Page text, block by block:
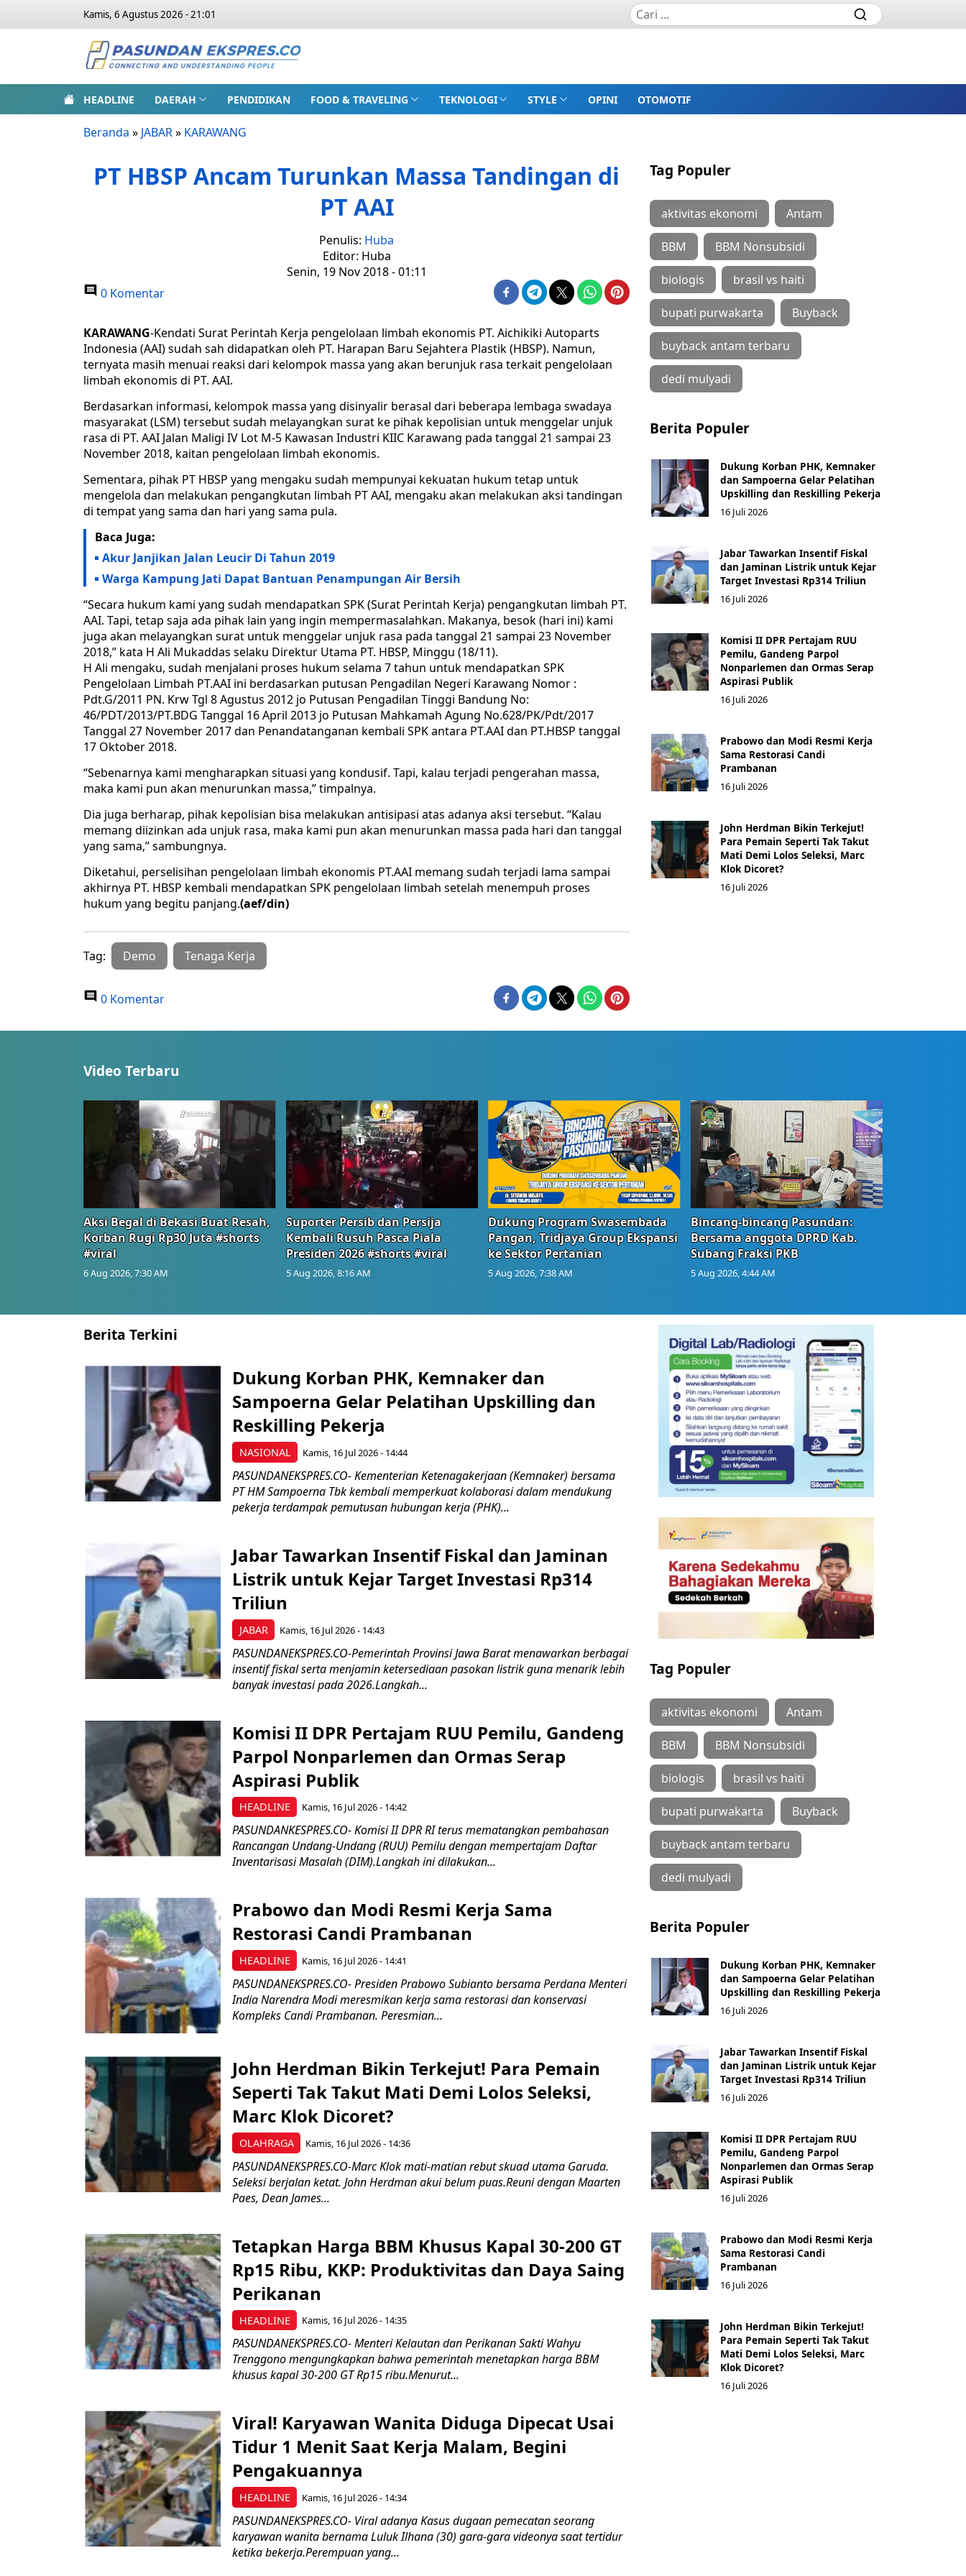
Kamis, 6 Agustus 2026 - 21:01
HEADLINE DAERAH PENDIDIKAN FOOD & TRAVELING TEKNOLOGI STYLE OPINI OTOMOTIF
Beranda » JABAR» KARAWANG
PT HBSP Ancam Turunkan Massa Tandingan di
PT AAI
Penulis: Huba
Editor: Huba
Senin, 19 Nov 2018 - 01:11
0 Komentar
KARAWANG-Kendati Surat Perintah Kerja pengelolaan limbah ekonomis PT. Aichikiki Autoparts
Indonesia (AAI) sudah sah didapatkan oleh PT. Harapan Baru Sejahtera Plastik (HBSP). Namun,
ternyata masih menuai reaksi dari kelompok massa yang akan berunjuk rasa terkait pengelolaan
limbah ekonomis di PT. AAI.
Berdasarkan informasi, kelompok massa yang disinyalir berasal dari beberapa lembaga swadaya
masyarakat (LSM) tersebut sudah melayangkan surat ke pihak kepolisian untuk menggelar unjuk
rasa di PT. AAI Jalan Maligi IV Lot M-5 Kawasan Industri KIIC Karawang pada tanggal 21 sampai 23
November 2018, kaitan pengelolaan limbah ekonomis.
Sementara, pihak PT HBSP yang mengaku sudah mempunyai kekuatan hukum tetap untuk
mengelola dan melakukan pengangkutan limbah PT AAI, mengaku akan melakukan aksi tandingan
di tempat yang sama dan hari yang sama pula.
Baca Juga:
Akur Janjikan Jalan Leucir Di Tahun 2019
Warga Kampung Jati Dapat Bantuan Penampungan Air Bersih
“Secara hukum kami yang sudah mendapatkan SPK (Surat Perintah Kerja) pengangkutan limbah PT.
AAI. Tapi, tetap saja ada pihak lain yang ingin mempermasalahkan. Makanya, besok (hari ini) kami
juga akan melayangkan surat untuk menggelar unjuk rasa pada tanggal 21 sampai 23 November
2018,” kata H Ali Mukaddas selaku Direktur Utama PT. HBSP, Minggu (18/11).
H Ali mengaku, sudah menjalani proses hukum selama 7 tahun untuk mendapatkan SPK
Pengelolaan Limbah PT.AAI ini berdasarkan putusan Pengadilan Negeri Karawang Nomor :
Pdt.G/2011 PN. Krw Tgl 8 Agustus 2012 jo Putusan Pengadilan Tinggi Bandung No:
46/PDT/2013/PT.BDG Tanggal 16 April 2013 jo Putusan Mahkamah Agung No.628/PK/Pdt/2017
Tanggal 27 November 2017 dan Penandatanganan kembali SPK antara PT.AAI dan PT.HBSP tanggal
17 Oktober 2018.
“Sebenarnya kami mengharapkan situasi yang kondusif. Tapi, kalau terjadi pengerahan massa,
maka kami pun akan menurunkan massa,” timpalnya.
Dia juga berharap, pihak kepolisian bisa melakukan antisipasi atas adanya aksi tersebut. “Kalau
memang diizinkan ada unjuk rasa, maka kami pun akan menurunkan massa pada hari dan tanggal
yang sama,” sambungnya.
Diketahui, perselisihan pengelolaan limbah ekonomis PT.AAI memang sudah terjadi lama sampai
akhirnya PT. HBSP kembali mendapatkan SPK pengelolaan limbah setelah menempuh proses
hukum yang begitu panjang.(aef/din)
Tag: Demo Tenaga Kerja
0 Komentar
Tag Populer
aktivitas ekonomi Antam
BBM BBM Nonsubsidi
biologis brasil vs haiti
bupati purwakarta Buyback
buyback antam terbaru
dedi mulyadi
Berita Populer
Dukung Korban PHK, Kemnaker
dan Sampoerna Gelar Pelatihan
Upskilling dan Reskilling Pekerja
16 Juli 2026
Jabar Tawarkan Insentif Fiskal
dan Jaminan Listrik untuk Kejar
Target Investasi Rp314 Triliun
16 Juli 2026
Komisi II DPR Pertajam RUU
Pemilu, Gandeng Parpol
Nonparlemen dan Ormas Serap
Aspirasi Publik
16 Juli 2026
Prabowo dan Modi Resmi Kerja
Sama Restorasi Candi
Prambanan
16 Juli 2026
John Herdman Bikin Terkejut!
Para Pemain Seperti Tak Takut
Mati Demi Lolos Seleksi, Marc
Klok Dicoret?
16 Juli 2026
Video Terbaru
Aksi Begal di Bekasi Buat Resah,
Korban Rugi Rp30 Juta #shorts
#viral
6 Aug 2026, 7:30 AM
Suporter Persib dan Persija
Kembali Rusuh Pasca Piala
Presiden 2026 #shorts #viral
5 Aug 2026, 8:16 AM
Dukung Program Swasembada
Pangan, Tridjaya Group Ekspansi
ke Sektor Pertanian
5 Aug 2026, 7:38 AM
Bincang-bincang Pasundan:
Bersama anggota DPRD Kab.
Subang Fraksi PKB
5 Aug 2026, 4:44 AM
Berita Terkini
NASIONAL
Dukung Korban PHK, Kemnaker dan
Sampoerna Gelar Pelatihan Upskilling dan
Reskilling Pekerja
Kamis, 16 Jul 2026 - 14:44
PASUNDANEKSPRES.CO- Kementerian Ketenagakerjaan (Kemnaker) bersama
PT HM Sampoerna Tbk kembali memperkuat kolaborasi dalam mendukung
pekerja terdampak pemutusan hubungan kerja (PHK)...
JABAR
Jabar Tawarkan Insentif Fiskal dan Jaminan
Listrik untuk Kejar Target Investasi Rp314
Triliun
Kamis, 16 Jul 2026 - 14:43
PASUNDANEKSPRES.CO-Pemerintah Provinsi Jawa Barat menawarkan berbagai
insentif fiskal serta menjamin ketersediaan pasokan listrik guna menarik lebih
banyak investasi pada 2026.Langkah...
HEADLINE
Komisi II DPR Pertajam RUU Pemilu, Gandeng
Parpol Nonparlemen dan Ormas Serap
Aspirasi Publik
Kamis, 16 Jul 2026 - 14:42
PASUNDANKESPRES.CO- Komisi II DPR RI terus mematangkan pembahasan
Rancangan Undang-Undang (RUU) Pemilu dengan mempertajam Daftar
Inventarisasi Masalah (DIM).Langkah ini dilakukan...
HEADLINE
Prabowo dan Modi Resmi Kerja Sama
Restorasi Candi Prambanan
Kamis, 16 Jul 2026 - 14:41
PASUNDANEKSPRES.CO- Presiden Prabowo Subianto bersama Perdana Menteri
India Narendra Modi meresmikan kerja sama restorasi dan konservasi
Kompleks Candi Prambanan. Peresmian...
OLAHRAGA
John Herdman Bikin Terkejut! Para Pemain
Seperti Tak Takut Mati Demi Lolos Seleksi,
Marc Klok Dicoret?
Kamis, 16 Jul 2026 - 14:36
PASUNDANEKSPRES.CO-Marc Klok mati-matian rebut skuad utama Garuda.
Seleksi berjalan ketat. John Herdman akui belum puas.Reuni dengan Maarten
Paes, Dean James...
HEADLINE
Tetapkan Harga BBM Khusus Kapal 30-200 GT
Rp15 Ribu, KKP: Produktivitas dan Daya Saing
Perikanan
Kamis, 16 Jul 2026 - 14:35
PASUNDANEKSPRES.CO- Menteri Kelautan dan Perikanan Sakti Wahyu
Trenggono mengungkapkan bahwa pemerintah menetapkan harga BBM
khusus kapal 30-200 GT Rp15 ribu.Menurut...
HEADLINE
Viral! Karyawan Wanita Diduga Dipecat Usai
Tidur 1 Menit Saat Kerja Malam, Begini
Pengakuannya
Kamis, 16 Jul 2026 - 14:34
PASUNDANEKSPRES.CO- Viral adanya Kasus dugaan pemecatan seorang
karyawan wanita bernama Luluk Ilhana (30) gara-gara videonya saat tertidur
ketika bekerja.Perempuan yang...
Tag Populer
aktivitas ekonomi Antam
BBM BBM Nonsubsidi
biologis brasil vs haiti
bupati purwakarta Buyback
buyback antam terbaru
dedi mulyadi
Berita Populer
Dukung Korban PHK, Kemnaker
dan Sampoerna Gelar Pelatihan
Upskilling dan Reskilling Pekerja
16 Juli 2026
Jabar Tawarkan Insentif Fiskal
dan Jaminan Listrik untuk Kejar
Target Investasi Rp314 Triliun
16 Juli 2026
Komisi II DPR Pertajam RUU
Pemilu, Gandeng Parpol
Nonparlemen dan Ormas Serap
Aspirasi Publik
16 Juli 2026
Prabowo dan Modi Resmi Kerja
Sama Restorasi Candi
Prambanan
16 Juli 2026
John Herdman Bikin Terkejut!
Para Pemain Seperti Tak Takut
Mati Demi Lolos Seleksi, Marc
Klok Dicoret?
16 Juli 2026